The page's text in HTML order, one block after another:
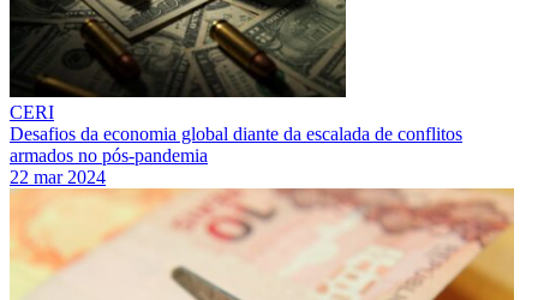
CERI
Desafios da economia global diante da escalada de conflitos
armados no pós-pandemia
22 mar 2024